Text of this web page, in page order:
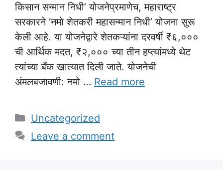
किसान सन्मान निधी’ योजनेप्रमाणेच, महाराष्ट्र
सरकारने ‘नमो शेतकरी महासन्मान निधी’ योजना सुरू
केली आहे. या योजनेद्वारे शेतकऱ्यांना दरवर्षी ₹६,०००
ची आर्थिक मदत, ₹२,००० च्या तीन हप्त्यांमध्ये थेट
त्यांच्या बँक खात्यात दिली जाते. योजनेची
अंमलबजावणी: नमो … Read more
Categories
Uncategorized
Leave a comment